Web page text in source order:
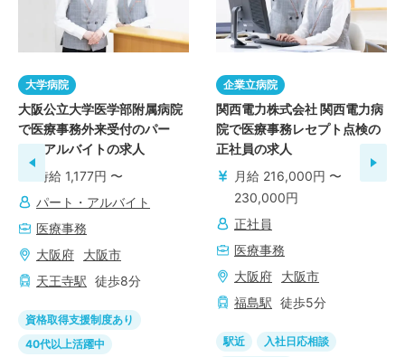
大学病院
大阪公立大学医学部附属病院
で医療事務外来受付のパー
ト・アルバイトの求人
時給 1,177円 〜
パート・アルバイト
医療事務
大阪府
大阪市
天王寺駅 徒歩8分
資格取得支援制度あり
40代以上活躍中
企業立病院
関西電力株式会社 関西電力病
院で医療事務レセプト点検の
正社員の求人
月給 216,000円 〜
230,000円
正社員
医療事務
大阪府
大阪市
福島駅 徒歩5分
駅近
入社日応相談